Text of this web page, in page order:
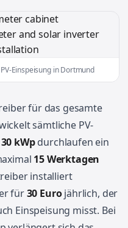
Einspeisung in Dortmund
für das gesamte
sämtliche PV-
30 kWpdurchlaufen ein
15 Werktagen
installiert
für30 Eurojährlich, der
Einspeisung misst. Bei